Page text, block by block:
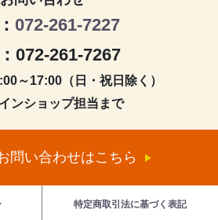
072-261-7227
072-261-7267
～17:00（日・祝日除く）
ンショップ担当まで
問い合わせはこちら
特定商取引法に基づく表記